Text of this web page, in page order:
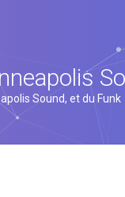
Sound, et du Funk